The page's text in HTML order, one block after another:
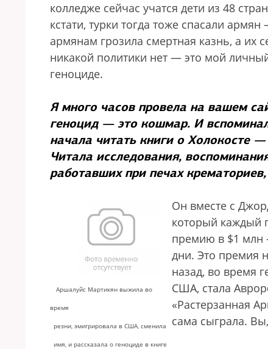
колледже сейчас учатся дети из 48
кстати, турки тогда тоже спасали
армянам грозила смертная казнь, а их
никакой политики нет — это мой
геноциде.
Я много часов провела на вашем
геноцид — это кошмар. И
начала читать книги о Холокосте
Читала исследования,
работавших при печах
Аршалуйс Мартикян выжила во
время
резни, эмигрировала в США, сменила
имя, и рассказала о геноциде в книге
Он вместе с
который каждый
премию в $1 млн
дни. Это премия
назад, во время
США, стала
«Растерзанная
сама сыграла.